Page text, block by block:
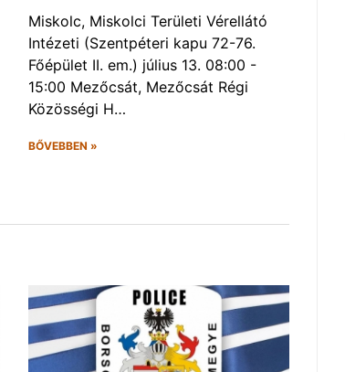
Miskolc, Miskolci Területi Vérellátó
Intézeti (Szentpéteri kapu 72-76.
Főépület II. em.) július 13. 08:00 -
15:00 Mezőcsát, Mezőcsát Régi
Közösségi H…
BŐVEBBEN »